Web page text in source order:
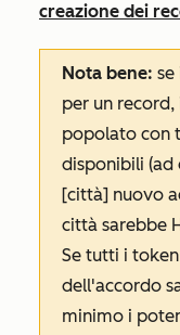
creazione dei
Nota bene: se
per un
popolato con
disponibili (ad
[città] nuovo
città sarebbe
Se tutti i
dell'accordo
minimo i